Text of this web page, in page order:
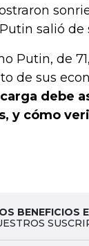
salió de
Putin, de
de sus
debe
y cómo
BENEFICIOS